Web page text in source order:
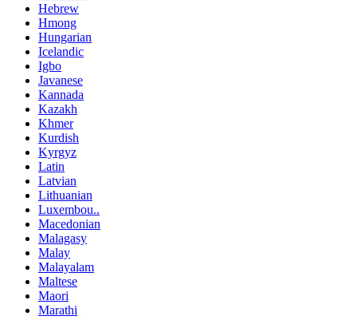
Hebrew
Hmong
Hungarian
Icelandic
Igbo
Javanese
Kannada
Kazakh
Khmer
Kurdish
Kyrgyz
Latin
Latvian
Lithuanian
Luxembou..
Macedonian
Malagasy
Malay
Malayalam
Maltese
Maori
Marathi